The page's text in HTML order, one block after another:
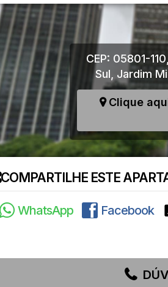
CEP: 05801-110
Sul Jardim
Clique
COMPARTILHE ESTE
WhatsApp Facebook